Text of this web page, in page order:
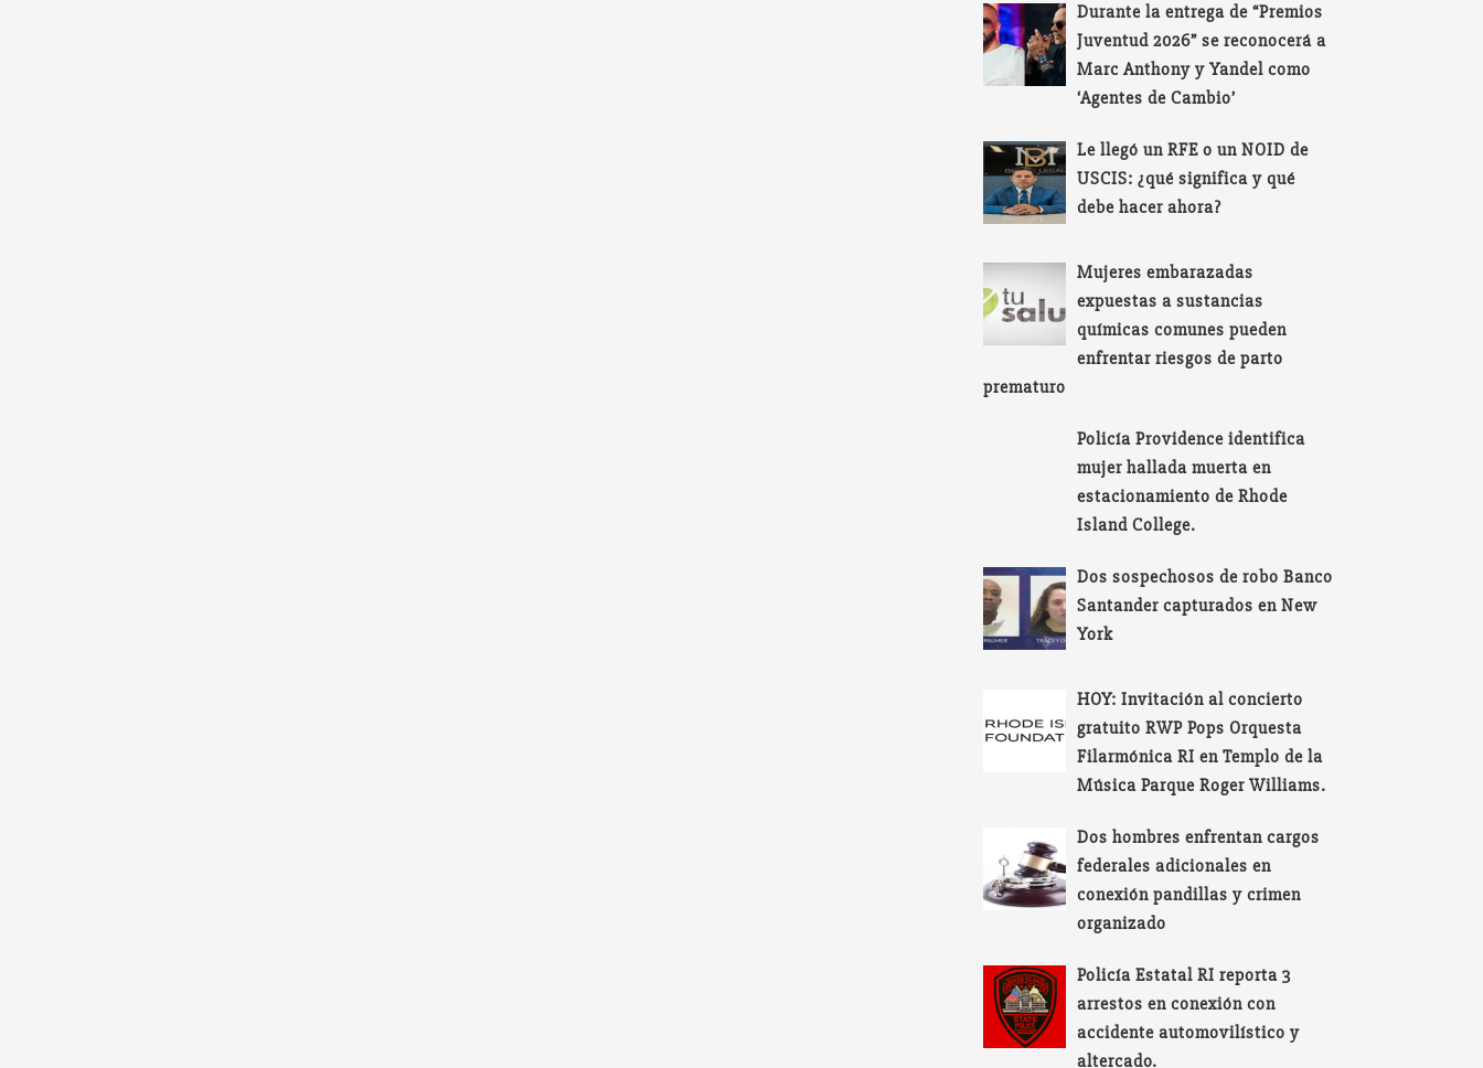
Durante la entrega de “Premios
Juventud 2026” se reconocerá a
Marc Anthony y Yandel como
‘Agentes de Cambio’
Le llegó un RFE o un NOID de
USCIS: ¿qué significa y qué
debe hacer ahora?
Mujeres embarazadas
expuestas a sustancias
químicas comunes pueden
enfrentar riesgos de parto
prematuro
Policía Providence identifica
mujer hallada muerta en
estacionamiento de Rhode
Island College.
Dos sospechosos de robo Banco
Santander capturados en New
York
HOY: Invitación al concierto
gratuito RWP Pops Orquesta
Filarmónica RI en Templo de la
Música Parque Roger Williams.
Dos hombres enfrentan cargos
federales adicionales en
conexión pandillas y crimen
organizado
Policía Estatal RI reporta 3
arrestos en conexión con
accidente automovilístico y
altercado.